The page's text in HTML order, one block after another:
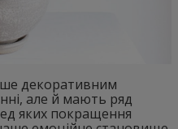
декоративним
але й мають ряд
яких покращення